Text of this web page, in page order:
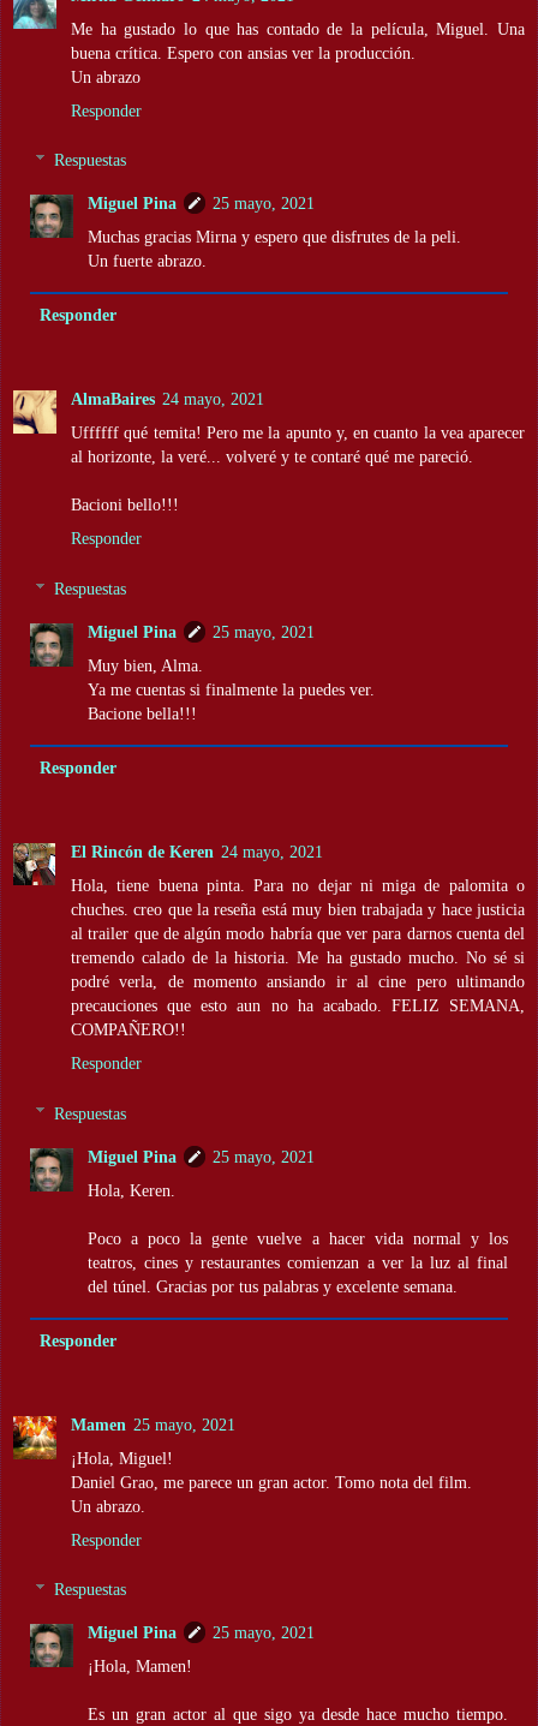
Me ha gustado lo que has contado de la película, Miguel. Una
buena crítica. Espero con ansias ver la producción.
Un abrazo
Responder
Respuestas
Miguel Pina
25 mayo, 2021
Muchas gracias Mirna y espero que disfrutes de la peli.
Un fuerte abrazo.
Responder
AlmaBaires 24 mayo, 2021
Uffffff qué temita! Pero me la apunto y, en cuanto la vea aparecer
al horizonte, la veré... volveré y te contaré qué me pareció.
Bacioni bello!!!
Responder
Respuestas
Miguel Pina
25 mayo, 2021
Muy bien, Alma.
Ya me cuentas si finalmente la puedes ver.
Bacione bella!!!
Responder
El Rincón de Keren 24 mayo, 2021
Hola, tiene buena pinta. Para no dejar ni miga de palomita o
chuches. creo que la reseña está muy bien trabajada y hace justicia
al trailer que de algún modo habría que ver para darnos cuenta del
tremendo calado de la historia. Me ha gustado mucho. No sé si
podré verla, de momento ansiando ir al cine pero ultimando
precauciones que esto aun no ha acabado. FELIZ SEMANA,
COMPAÑERO!!
Responder
Respuestas
Miguel Pina
25 mayo, 2021
Hola, Keren.
Poco a poco la gente vuelve a hacer vida normal y los
teatros, cines y restaurantes comienzan a ver la luz al final
del túnel. Gracias por tus palabras y excelente semana.
Responder
Mamen 25 mayo, 2021
¡Hola, Miguel!
Daniel Grao, me parece un gran actor. Tomo nota del film.
Un abrazo.
Responder
Respuestas
Miguel Pina
25 mayo, 2021
¡Hola, Mamen!
Es un gran actor al que sigo ya desde hace mucho tiempo.